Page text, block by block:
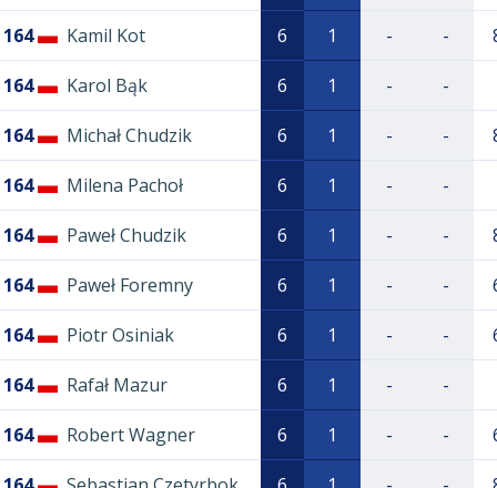
164 Kamil Kot 6 1 - -
164 Karol Bąk 6 1 - -
164 Michał Chudzik 6 1 - -
164 Milena Pachoł 6 1 - -
164 Paweł Chudzik 6 1 - -
164 Paweł Foremny 6 1 - -
164 Piotr Osiniak 6 1 - -
164 Rafał Mazur 6 1 - -
164 Robert Wagner 6 1 - -